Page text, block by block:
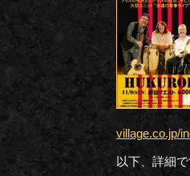
village.co.jp/
以下、詳細